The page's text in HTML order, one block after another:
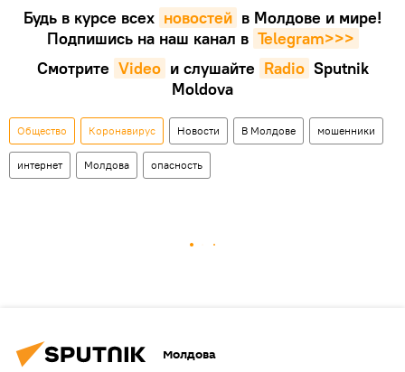
Будь в курсе всех новостей в Молдове и мире!
Подпишись на наш канал в Telegram>>>
Смотрите Video и слушайте Radio Sputnik
Moldova
Общество Коронавирус Новости В Молдове мошенники
интернет Молдова опасность
Молдова